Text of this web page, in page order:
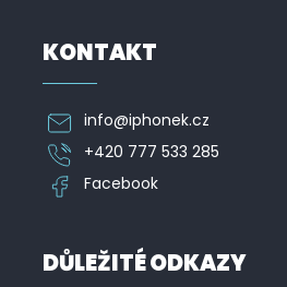
KONTAKT
info@iphonek.cz
+420 777 533 285
Facebook
DŮLEŽITÉ ODKAZY